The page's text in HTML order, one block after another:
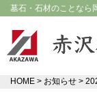
墓石・石材のことなら
HOME > お知らせ >